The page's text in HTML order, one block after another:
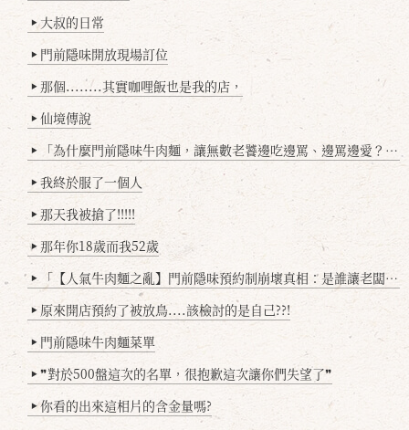
▶ 大叔的日常
▶ 門前隱味開放現場訂位
▶ 那個........其實咖哩飯也是我的店，
▶ 仙境傳說
▶ 「為什麼門前隱味牛肉麵，讓無數老饕邊吃邊罵、邊罵邊愛？小辣雞揭密！」
▶ 我終於服了一個人
▶ 那天我被搶了!!!!!
▶ 那年你18歲而我52歲
▶ 「【人氣牛肉麵之亂】門前隱味預約制崩壞真相：是誰讓老闆心灰意冷？」
▶ 原來開店預約了被放鳥....該檢討的是自己??!
▶ 門前隱味牛肉麵菜單
▶ ❞對於500盤這次的名單，很抱歉這次讓你們失望了❞
▶ 你看的出來這相片的含金量嗎?